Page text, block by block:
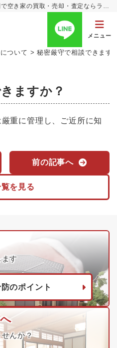
秘密厳守で相談できますか？｜静岡で空き家の買取・売却・査定ならラビューの不動産
メニュー
ついて >秘密厳守で相談できます
ますか？
重に管理し、ご近所に知
を見る
前の記事へ
ます
防のポイント
んか？